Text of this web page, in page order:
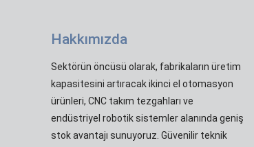
Hakkımızda
Sektörün öncüsü olarak, fabrikaların üretim
kapasitesini artıracak ikinci el otomasyon
ürünleri, CNC takım tezgahları ve
endüstriyel robotik sistemler alanında geniş
stok avantajı sunuyoruz. Güvenilir teknik